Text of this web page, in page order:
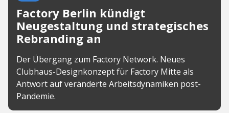
Factory Berlin kündigt
Neugestaltung und strategisches
Rebranding an
Der Übergang zum Factory Network. Neues
Clubhaus-Designkonzept für Factory Mitte als
Antwort auf veränderte Arbeitsdynamiken post-
Pandemie.